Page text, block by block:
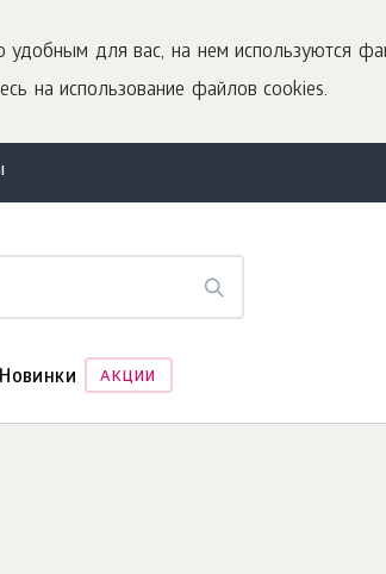
для вас, на нем используются
на использование файлов cookies.
Новинки АКЦИИ